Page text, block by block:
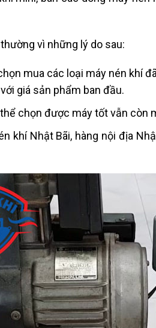
thường vì những lý do sau:
mua các loại máy nén khí
giá sản phẩm ban đầu.
chọn được máy tốt vẫn còn
khí Nhật Bãi, hàng nội địa